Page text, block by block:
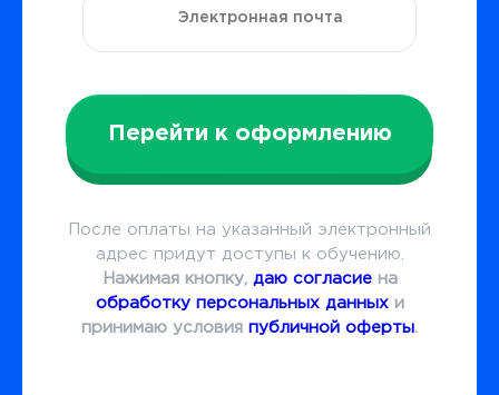
Перейти к оформлению
После оплаты на указанный электронный
адрес придут доступы к обучению.
Нажимая кнопку, даю согласиена
обработку персональных данныхи
принимаю условия публичной оферты.